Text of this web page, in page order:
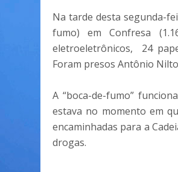
Na tarde desta segunda-
fumo) em Confresa
eletroeletrônicos, 24
Foram presos Antônio
A “boca-de-fumo”
estava no momento em
encaminhadas para a
drogas.